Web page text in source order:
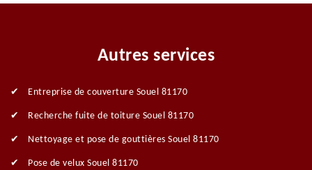
Autres services
Entreprise de couverture Souel 81170
Recherche fuite de toiture Souel 81170
Nettoyage et pose de gouttières Souel 81170
Pose de velux Souel 81170